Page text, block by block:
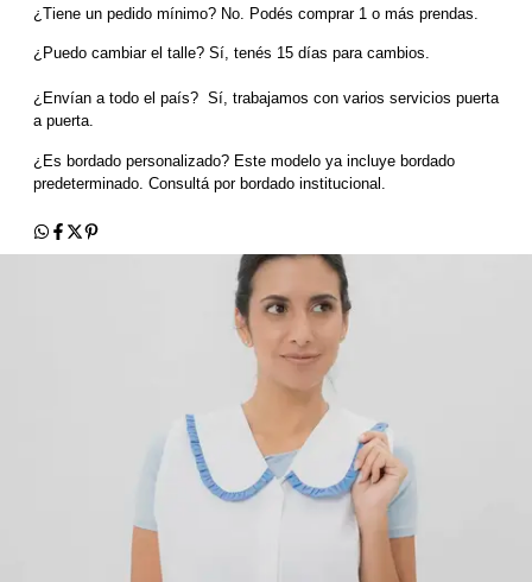
¿Tiene un pedido mínimo? No. Podés comprar 1 o más prendas.
¿Puedo cambiar el talle? Sí, tenés 15 días para cambios.
¿Envían a todo el país?  Sí, trabajamos con varios servicios puerta
a puerta.
¿Es bordado personalizado? Este modelo ya incluye bordado
predeterminado. Consultá por bordado institucional.